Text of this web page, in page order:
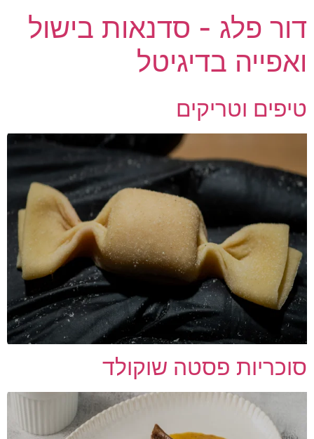
דור פלג - סדנאות בישול
ואפייה בדיגיטל
טיפים וטריקים
סוכריות פסטה שוקולד